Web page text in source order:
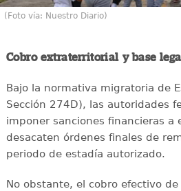
(Foto vía: Nuestro Diario)
Cobro extraterritorial y base
Bajo la normativa migratoria de
Sección 274D), las autoridades
imponer sanciones financieras a
desacaten órdenes finales de
periodo de estadía autorizado.
No obstante, el cobro efectivo